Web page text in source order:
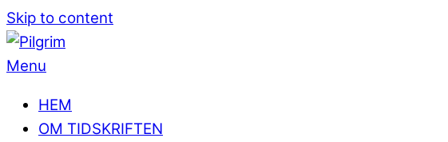
Skip to content
Menu
HEM
OM TIDSKRIFTEN